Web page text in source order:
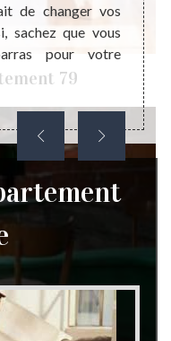
79
de changer vos
sachez que vous
pour votre
vos